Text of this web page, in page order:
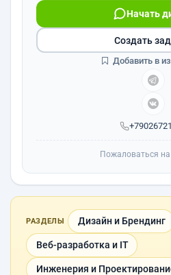
Начать
Создать
Добавить в
Пожаловаться
РАЗДЕЛЫ Дизайн и Брендинг
Веб-разработка и IT
Инженерия и